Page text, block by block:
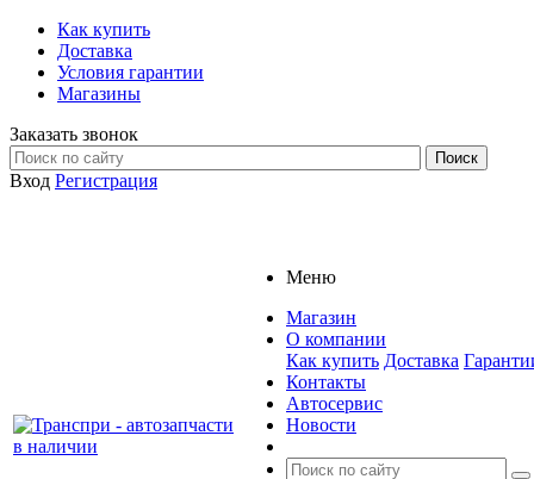
Как купить
Доставка
Условия гарантии
Магазины
Заказать звонок
Вход Регистрация
Меню
Магазин
О компании
Как купить Доставка
Контакты
Автосервис
Новости